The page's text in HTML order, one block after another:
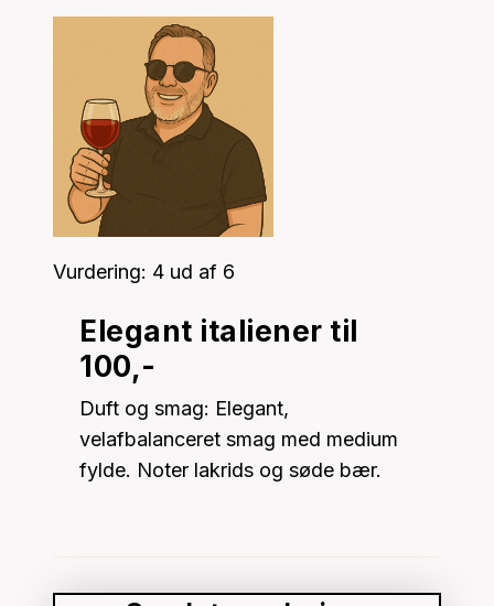
Vurdering: 4 ud af 6
Elegant italiener til
100,-
Duft og smag: Elegant,
velafbalanceret smag med medium
fylde. Noter lakrids og søde bær.